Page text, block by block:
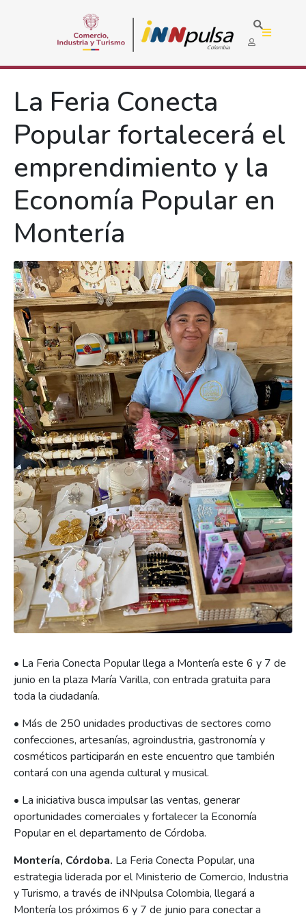
La Feria Conecta
Popular fortalecerá el
emprendimiento y la
Economía Popular en
Montería
• La Feria Conecta Popular llega a Montería este 6 y 7 de
junio en la plaza María Varilla, con entrada gratuita para
toda la ciudadanía.
• Más de 250 unidades productivas de sectores como
confecciones, artesanías, agroindustria, gastronomía y
cosméticos participarán en este encuentro que también
contará con una agenda cultural y musical.
• La iniciativa busca impulsar las ventas, generar
oportunidades comerciales y fortalecer la Economía
Popular en el departamento de Córdoba.
Montería, Córdoba. La Feria Conecta Popular, una
estrategia liderada por el Ministerio de Comercio, Industria
y Turismo, a través de iNNpulsa Colombia, llegará a
Montería los próximos 6 y 7 de junio para conectar a